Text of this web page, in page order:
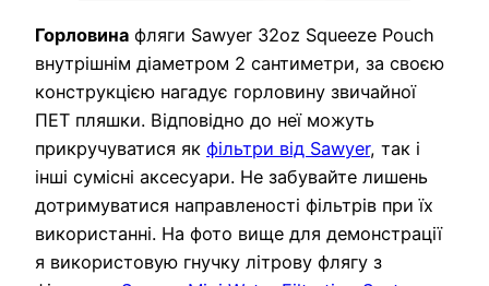
Горловина фляги Sawyer 32oz Squeeze Pouch
внутрішнім діаметром 2 сантиметри, за своєю
конструкцією нагадує горловину звичайної
ПЕТ пляшки. Відповідно до неї можуть
прикручуватися як фільтри від Sawyer, так і
інші сумісні аксесуари. Не забувайте лишень
дотримуватися направленості фільтрів при їх
використанні. На фото вище для демонстрації
я використовую гнучку літрову флягу з